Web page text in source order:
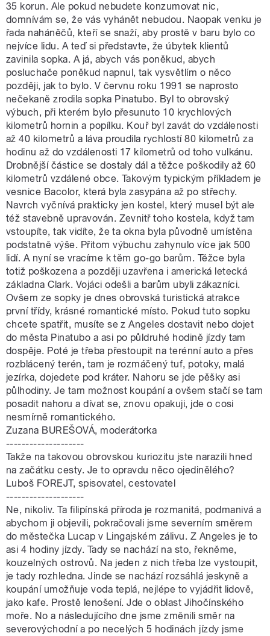
35 korun. Ale pokud nebudete konzumovat nic,
domnívám se, že vás vyhánět nebudou. Naopak venku je
řada naháněčů, kteří se snaží, aby prostě v baru bylo co
nejvíce lidu. A teď si představte, že úbytek klientů
zavinila sopka. A já, abych vás poněkud, abych
posluchače poněkud napnul, tak vysvětlím o něco
později, jak to bylo. V červnu roku 1991 se naprosto
nečekaně zrodila sopka Pinatubo. Byl to obrovský
výbuch, při kterém bylo přesunuto 10 krychlových
kilometrů hornin a popílku. Kouř byl zavát do vzdálenosti
až 40 kilometrů a láva proudila rychlostí 80 kilometrů za
hodinu až do vzdálenosti 17 kilometrů od toho vulkánu.
Drobnější částice se dostaly dál a těžce poškodily až 60
kilometrů vzdálené obce. Takovým typickým příkladem je
vesnice Bacolor, která byla zasypána až po střechy.
Navrch vyčnívá prakticky jen kostel, který musel být ale
též stavebně upravován. Zevnitř toho kostela, když tam
vstoupíte, tak vidíte, že ta okna byla původně umístěna
podstatně výše. Přitom výbuchu zahynulo více jak 500
lidí. A nyní se vracíme k těm go-go barům. Těžce byla
totiž poškozena a později uzavřena i americká letecká
základna Clark. Vojáci odešli a barům ubyli zákazníci.
Ovšem ze sopky je dnes obrovská turistická atrakce
první třídy, krásné romantické místo. Pokud tuto sopku
chcete spatřit, musíte se z Angeles dostavit nebo dojet
do města Pinatubo a asi po půldruhé hodině jízdy tam
dospěje. Poté je třeba přestoupit na terénní auto a přes
rozblácený terén, tam je rozmáčený tuf, potoky, malá
jezírka, dojedete pod kráter. Nahoru se jde pěšky asi
půlhodiny. Je tam možnost koupání a ovšem stačí se tam
posadit nahoru a dívat se, znovu opakuji, jde o cosi
nesmírně romantického.
Zuzana BUREŠOVÁ, moderátorka
--------------------
Takže na takovou obrovskou kuriozitu jste narazili hned
na začátku cesty. Je to opravdu něco ojedinělého?
Luboš FOREJT, spisovatel, cestovatel
--------------------
Ne, nikoliv. Ta filipínská příroda je rozmanitá, podmanivá a
abychom ji objevili, pokračovali jsme severním směrem
do městečka Lucap v Lingajském zálivu. Z Angeles je to
asi 4 hodiny jízdy. Tady se nachází na sto, řekněme,
kouzelných ostrovů. Na jeden z nich třeba lze vystoupit,
je tady rozhledna. Jinde se nachází rozsáhlá jeskyně a
koupání umožňuje voda teplá, nejlépe to vyjádřit lidově,
jako kafe. Prostě lenošení. Jde o oblast Jihočínského
moře. No a následujícího dne jsme změnili směr na
severovýchodní a po necelých 5 hodinách jízdy jsme